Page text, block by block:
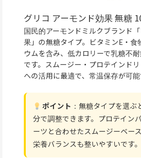
グリコ アーモンド効果 無糖
国民的アーモンドミルクブランド
果」の無糖タイプ。ビタミンE・食
ウムを含み、低カロリーで乳糖不
です。スムージー・プロテインド
への活用に最適で、常温保存が可能
ポイント ：無糖タイプを選ぶ
分で調整できます。プロテイン
ーツと合わせたスムージーベー
栄養バランスも整いやすいです。